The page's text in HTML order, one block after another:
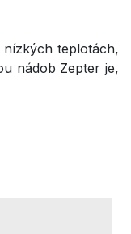
teplotách,
nádob Zepter je,